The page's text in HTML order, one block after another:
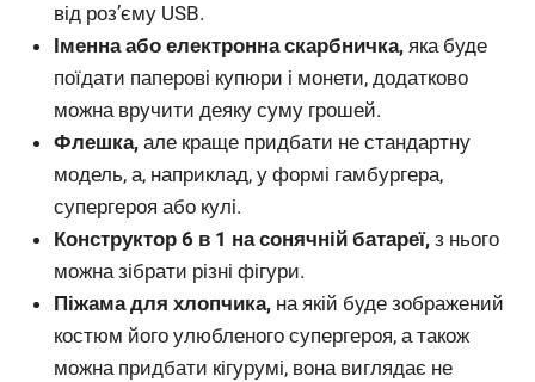
від роз’єму USB.
Іменна або електронна скарбничка, яка буде
поїдати паперові купюри і монети, додатково
можна вручити деяку суму грошей.
Флешка, але краще придбати не стандартну
модель, а, наприклад, у формі гамбургера,
супергероя або кулі.
Конструктор 6 в 1 на сонячній батареї, з нього
можна зібрати різні фігури.
Піжама для хлопчика, на якій буде зображений
костюм його улюбленого супергероя, а також
можна придбати кігурумі, вона виглядає не